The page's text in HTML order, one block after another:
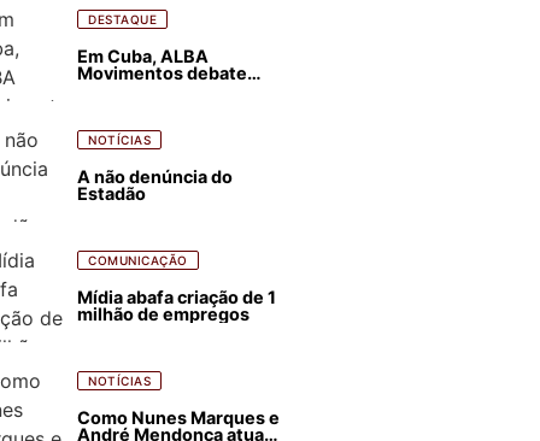
DESTAQUE
Em Cuba, ALBA
Movimentos debate
NOTÍCIAS
A não denúncia do
Estadão
COMUNICAÇÃO
Mídia abafa criação de 1
milhão de empregos
NOTÍCIAS
Como Nunes Marques e
André Mendonça atuam